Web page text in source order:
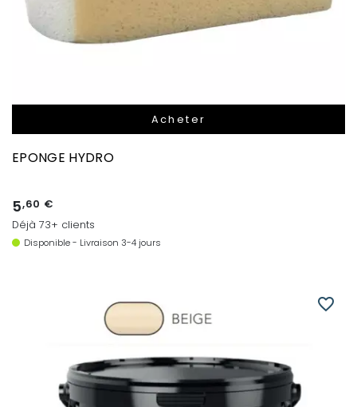
Acheter
EPONGE HYDRO
5,60 €
Déjà 73+ clients
Disponible - Livraison 3-4 jours
favorite_border